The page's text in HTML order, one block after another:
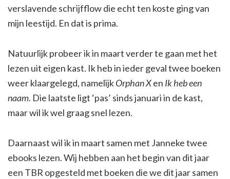
verslavende schrijfflow die echt ten koste ging van
mijn leestijd. En dat is prima.
Natuurlijk probeer ik in maart verder te gaan met het
lezen uit eigen kast. Ik heb in ieder geval twee boeken
weer klaargelegd, namelijkOrphan Xen Ik heb een
naam. Die laatste ligt ‘pas’ sinds januari in de kast,
maar wil ik wel graag snel lezen.
Daarnaast wil ik in maart samen met Janneke twee
ebooks lezen. Wij hebben aan het begin van dit jaar
een TBR opgesteld met boeken die we dit jaar samen